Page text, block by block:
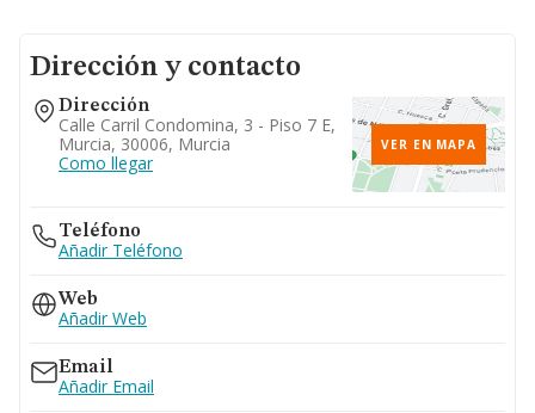
Dirección y contacto
Dirección
Calle Carril Condomina, 3 - Piso 7 E,
Murcia, 30006, Murcia
Como llegar
VER EN MAPA
Teléfono
Añadir Teléfono
Web
Añadir Web
Email
Añadir Email